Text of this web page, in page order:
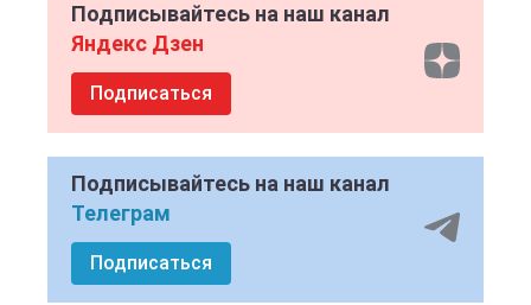
Подписывайтесь на наш канал
Яндекс Дзен
Подписаться
Подписывайтесь на наш канал
Телеграм
Подписаться